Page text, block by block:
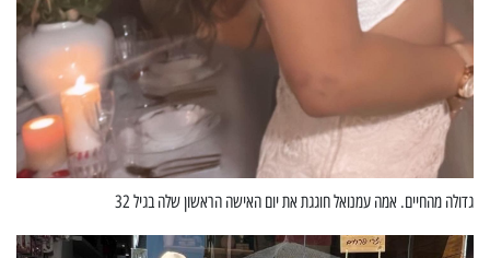
גדולה מהחיים. אמה עמנואל חוגגת את יום האישה הראשון שלה בגיל 32